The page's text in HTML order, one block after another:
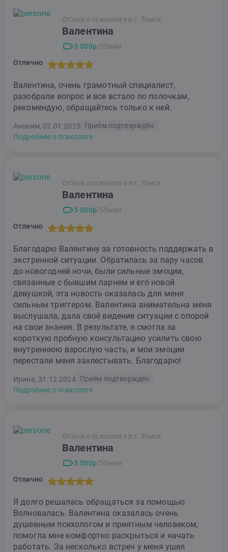
Отзыв о психологе в г. Томск
Валентина
5 500р/55мин
Отлично
Валентина, очень грамотный специалист,
разобрали вопрос и все встало по полочкам,
рекомендую, обращайтесь только к ней.
Аноним, 02.01.2025
Приём подтверждён
Подробнее о психологе
Отзыв о психологе в г. Томск
Валентина
5 500р/55мин
Отлично
Благодарю Валентину за готовность поддержать в
экстренной ситуации. Обратилась за пару часов
до новогодней ночи, были сильные эмоции,
связанные с бывшим парнем и его новой
девушкой, эта новость оказалась для меня
сильным триггером. Валентина внимательна меня
выслушала, дала своё видение ситуации с опорой
на свои знания. В результате, я смогла за
короткую пробную консультацию усилить свою
внутреннюю взрослую часть, и мои эмоции
перестали меня захлестывать. Благодарю!
Ирина, 31.12.2024 Приём подтверждён
Подробнее о психологе
Отзыв о психологе в г. Томск
Валентина
5 500р/55мин
Отлично
Я долго решалась обращаться за помощью.
Волновалась. Валентина оказалась очень
душевным психологом и приятным человеком,
помогла мне комфортно раскрыться и начать
работать. За несколько встреч у меня ушел